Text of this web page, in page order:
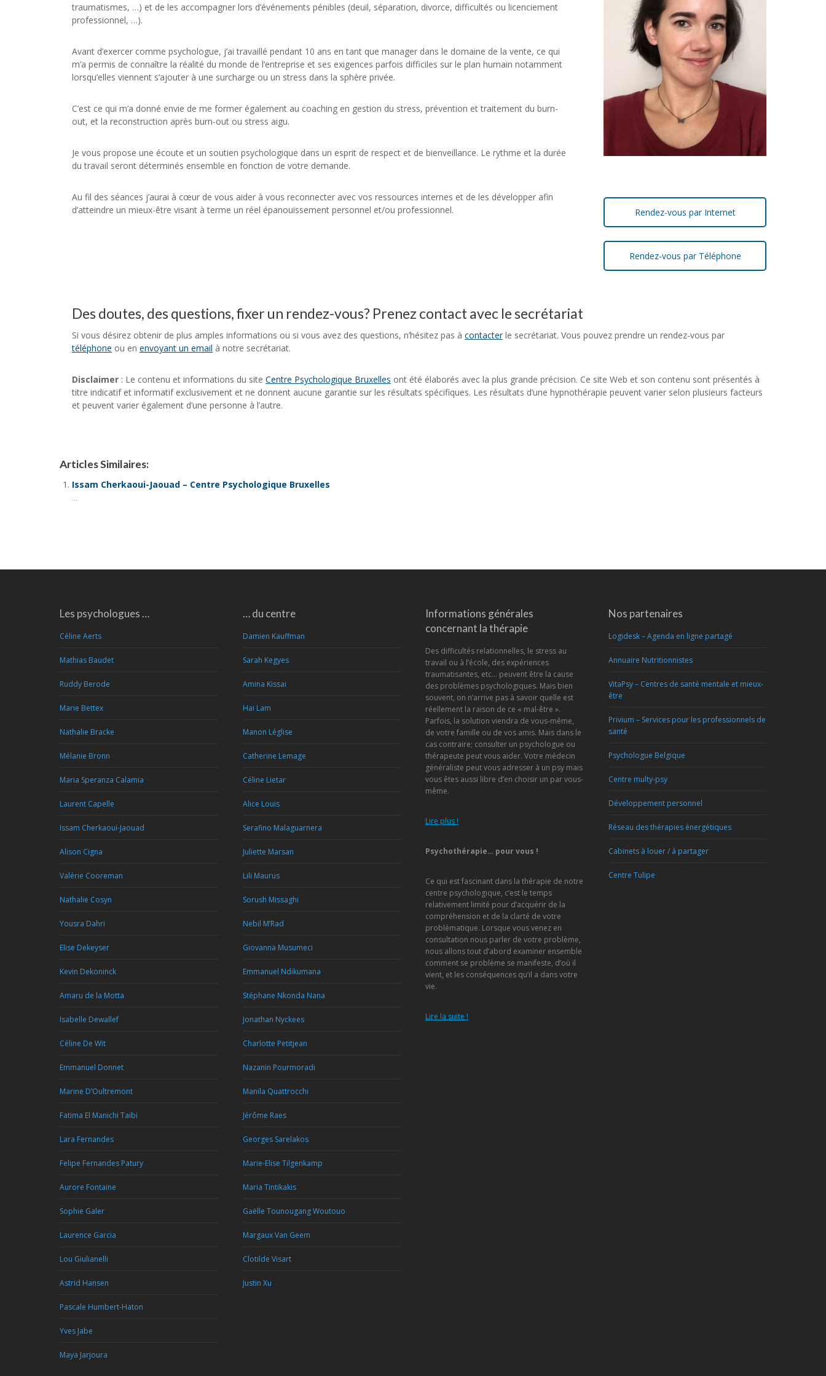
traumatismes, …) et de les accompagner lors d’événements pénibles (deuil, séparation, divorce, difficultés ou licenciement
professionnel, …).
Avant d’exercer comme psychologue, j’ai travaillé pendant 10 ans en tant que manager dans le domaine de la vente, ce qui
m’a permis de connaître la réalité du monde de l’entreprise et ses exigences parfois difficiles sur le plan humain notamment
lorsqu’elles viennent s’ajouter à une surcharge ou un stress dans la sphère privée.
C’est ce qui m’a donné envie de me former également au coaching en gestion du stress, prévention et traitement du burn-
out, et la reconstruction après burn-out ou stress aigu.
Je vous propose une écoute et un soutien psychologique dans un esprit de respect et de bienveillance. Le rythme et la durée
du travail seront déterminés ensemble en fonction de votre demande.
Au fil des séances j’aurai à cœur de vous aider à vous reconnecter avec vos ressources internes et de les développer afin
d’atteindre un mieux-être visant à terme un réel épanouissement personnel et/ou professionnel.
Rendez-vous par Internet
Rendez-vous par Téléphone
Des doutes, des questions, fixer un rendez-vous? Prenez contact avec le secrétariat
Si vous désirez obtenir de plus amples informations ou si vous avez des questions, n’hésitez pas à contacterle secrétariat. Vous pouvez prendre un rendez-vous par
téléphone ou en envoyant un email à notre secrétariat.
Disclaimer : Le contenu et informations du site Centre Psychologique Bruxelles ont été élaborés avec la plus grande précision. Ce site Web et son contenu sont présentés à
titre indicatif et informatif exclusivement et ne donnent aucune garantie sur les résultats spécifiques. Les résultats d’une hypnothérapie peuvent varier selon plusieurs facteurs
et peuvent varier également d’une personne à l’autre.
Articles Similaires:
Issam Cherkaoui-Jaouad – Centre Psychologique Bruxelles
Les psychologues …
Céline Aerts
Mathias Baudet
Ruddy Berode
Marie Bettex
Nathalie Bracke
Mélanie Bronn
Maria Speranza Calamia
Laurent Capelle
Issam Cherkaoui-Jaouad
Alison Cigna
Valérie Cooreman
Nathalie Cosyn
Yousra Dahri
Elise Dekeyser
Kevin Dekoninck
Amaru de la Motta
Isabelle Dewallef
Céline De Wit
Emmanuel Donnet
Marine D’Oultremont
Fatima El Manichi Taibi
Lara Fernandes
Felipe Fernandes Patury
Aurore Fontaine
Sophie Galer
Laurence Garcia
Lou Giulianelli
Astrid Hansen
Pascale Humbert-Haton
Yves Jabe
Maya Jarjoura
… du centre
Damien Kauffman
Sarah Kegyes
Amina Kissai
Hai Lam
Manon Léglise
Catherine Lemage
Céline Lietar
Alice Louis
Serafino Malaguarnera
Juliette Marsan
Lili Maurus
Sorush Missaghi
Nebil M’Rad
Giovanna Musumeci
Emmanuel Ndikumana
Stéphane Nkonda Nana
Jonathan Nyckees
Charlotte Petitjean
Nazanin Pourmoradi
Manila Quattrocchi
Jérôme Raes
Georges Sarelakos
Marie-Elise Tilgenkamp
Maria Tintikakis
Gaëlle Tounougang Woutouo
Margaux Van Geem
Clotilde Visart
Justin Xu
Informations générales
concernant la thérapie
Des difficultés relationnelles, le stress au
travail ou à l’école, des expériences
traumatisantes, etc… peuvent être la cause
des problèmes psychologiques. Mais bien
souvent, on n’arrive pas à savoir quelle est
réellement la raison de ce « mal-être ».
Parfois, la solution viendra de vous-même,
de votre famille ou de vos amis. Mais dans le
cas contraire; consulter un psychologue ou
thérapeute peut vous aider. Votre médecin
généraliste peut vous adresser à un psy mais
vous êtes aussi libre d’en choisir un par vous-
même.
Lire plus !
Psychothérapie… pour vous !
Ce qui est fascinant dans la thérapie de notre
centre psychologique, c’est le temps
relativement limité pour d’acquérir de la
compréhension et de la clarté de votre
problématique. Lorsque vous venez en
consultation nous parler de votre problème,
nous allons tout d’abord examiner ensemble
comment se problème se manifeste, d’où il
vient, et les conséquences qu’il a dans votre
vie.
Lire la suite !
Nos partenaires
Logidesk – Agenda en ligne partagé
Annuaire Nutritionnistes
VitaPsy – Centres de santé mentale et mieux-
être
Privium – Services pour les professionnels de
santé
Psychologue Belgique
Centre multy-psy
Développement personnel
Réseau des thérapies énergétiques
Cabinets à louer / à partager
Centre Tulipe